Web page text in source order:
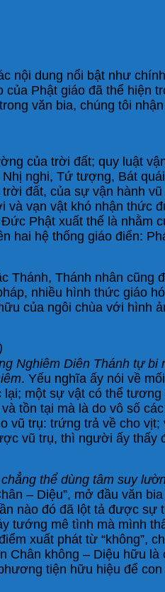
nội dung nổi bật như
Phật giáo đã thể hiện
văn bia, chúng tôi
của trời đất; quy luật
nghi, Tứ tượng, Bát
đất, của sự vận hành
vạn vật khó nhận thức
Phật xuất thế là nhằm
hệ thống giáo điển:
Thánh, Thánh nhân
nhiều hình thức giáo
của ngôi chùa với hình
Nghiêm Diên Thánh tự bi
. Yếu nghĩa ấy nói về
một sự vật có thể
tồn tại mà là do vô số
vũ trụ: trứng trả về cho
vũ trụ, thì người ấy thấy
chẳng thể dùng tâm suy
– Diệu”, mở đầu văn
nào đó đã lột tả được
mê tình mà mình
xuất phát từ “không”,
không – Diệu hữu
tiện hữu hiệu để